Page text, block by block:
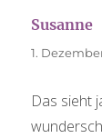
Susanne
1.
Das sieht